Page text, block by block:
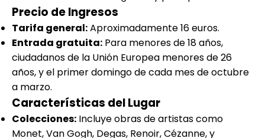
Precio de Ingresos
Tarifa general:Aproximadamente 16 euros.
Entrada gratuita: Para menores de 18 años,
ciudadanos de la Unión Europea menores de 26
años, y el primer domingo de cada mes de octubre
a marzo.
Características del Lugar
Colecciones: Incluye obras de artistas como
Monet, Van Gogh, Degas, Renoir, Cézanne, y